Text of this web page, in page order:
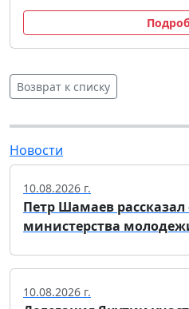
Возврат к списку
Новости
10.08.2026 г.
Петр Шамаев рассказал
министерства
10.08.2026 г.